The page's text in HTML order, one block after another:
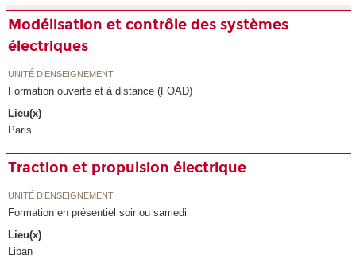
Modélisation et contrôle des systèmes
électriques
UNITÉ D’ENSEIGNEMENT
Formation ouverte et à distance (FOAD)
Lieu(x)
Paris
Traction et propulsion électrique
UNITÉ D’ENSEIGNEMENT
Formation en présentiel soir ou samedi
Lieu(x)
Liban